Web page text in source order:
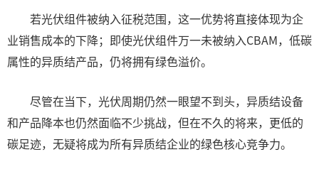
若光伏组件被纳入征税范围，这一优势将直接体现为企
业销售成本的下降；即使光伏组件万一未被纳入CBAM，低碳
属性的异质结产品，仍将拥有绿色溢价。
尽管在当下，光伏周期仍然一眼望不到头，异质结设备
和产品降本也仍然面临不少挑战，但在不久的将来，更低的
碳足迹，无疑将成为所有异质结企业的绿色核心竞争力。